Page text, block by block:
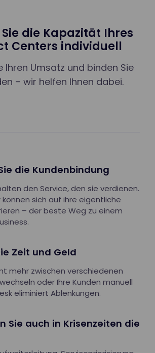
die Kapazität Ihres
Centers individuell
Ihren Umsatz und binden Sie
– wir helfen Ihnen dabei.
die Kundenbindung
den Service, den sie verdienen.
sich auf ihre eigentliche
– der beste Weg zu einem
Zeit und Geld
mehr zwischen verschiedenen
oder Ihre Kunden manuell
eliminiert Ablenkungen.
Sie auch in Krisenzeiten die